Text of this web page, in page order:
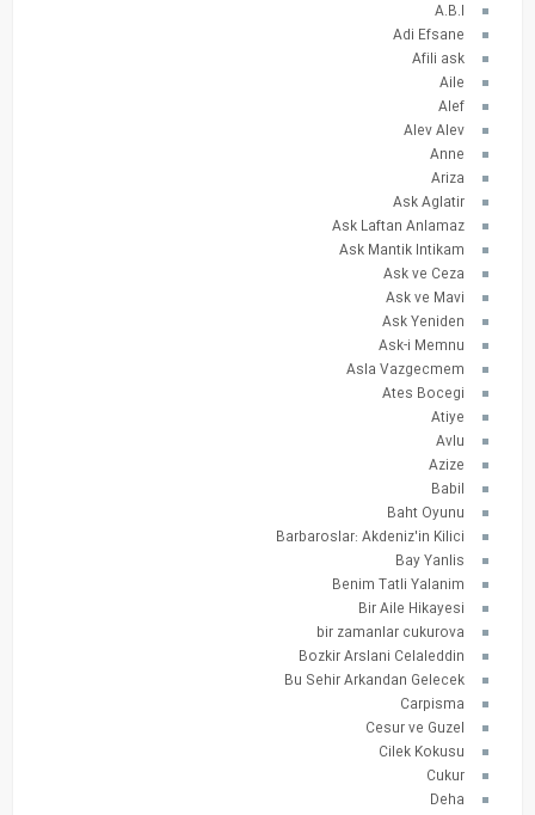
A.B.I
Adi Efsane
Afili ask
Aile
Alef
Alev Alev
Anne
Ariza
Ask Aglatir
Ask Laftan Anlamaz
Ask Mantik Intikam
Ask ve Ceza
Ask ve Mavi
Ask Yeniden
Ask-i Memnu
Asla Vazgecmem
Ates Bocegi
Atiye
Avlu
Azize
Babil
Baht Oyunu
Barbaroslar: Akdeniz'in Kilici
Bay Yanlis
Benim Tatli Yalanim
Bir Aile Hikayesi
bir zamanlar cukurova
Bozkir Arslani Celaleddin
Bu Sehir Arkandan Gelecek
Carpisma
Cesur ve Guzel
Cilek Kokusu
Cukur
Deha